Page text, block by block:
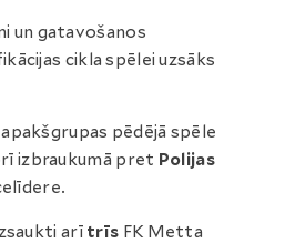
un gatavošanos
cikla spēlei uzsāks
pēdējā spēle
izbraukumā pret Polijas
arī trīs FK Metta